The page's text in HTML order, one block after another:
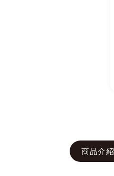
商品介紹